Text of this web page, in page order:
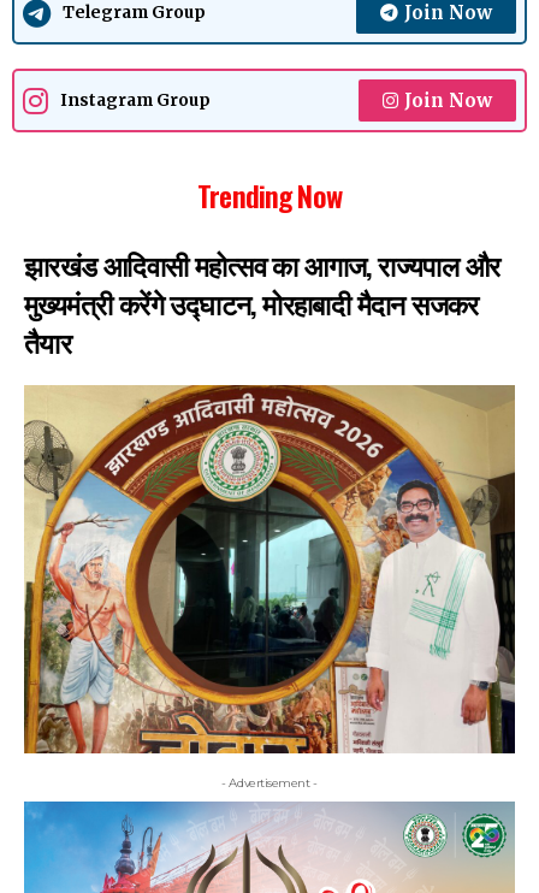
Telegram Group Join Now
Instagram Group Join Now
Trending Now
झारखंड आदिवासी महोत्सव का आगाज, राज्यपाल और
मुख्यमंत्री करेंगे उद्घाटन, मोरहाबादी मैदान सजकर
तैयार
- Advertisement -